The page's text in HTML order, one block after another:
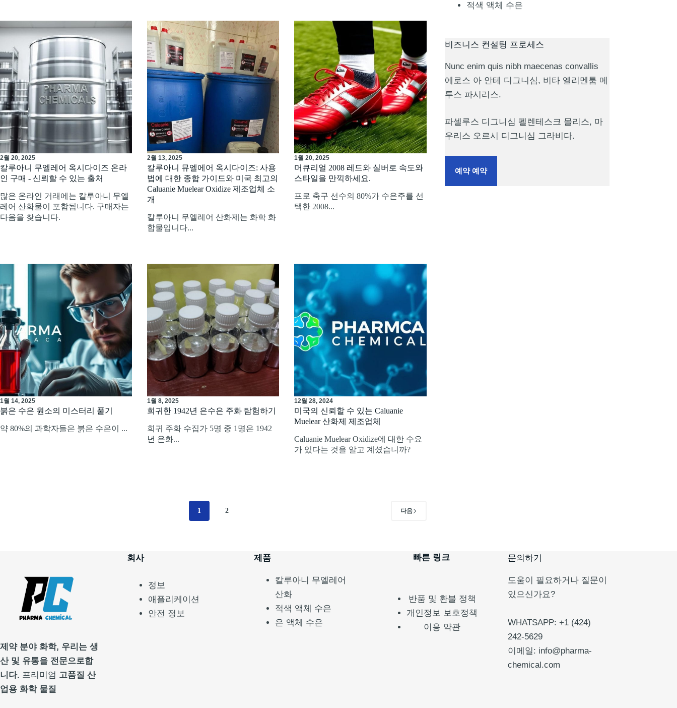
2월 20, 2025
칼루아니 무엘레어 옥시다이즈 온라
인 구매 - 신뢰할 수 있는 출처
많은 온라인 거래에는 칼루아니 무엘
레어 산화물이 포함됩니다. 구매자는
다음을 찾습니다.
2월 13, 2025
칼루아니 뮤엘에어 옥시다이즈: 사용
법에 대한 종합 가이드와 미국 최고의
Caluanie Muelear Oxidize 제조업체 소
개
칼루아니 무엘레어 산화제는 화학 화
합물입니다...
1월 20, 2025
머큐리얼 2008 레드와 실버로 속도와
스타일을 만끽하세요.
프로 축구 선수의 80%가 수은주를 선
택한 2008...
1월 14, 2025
붉은 수은 원소의 미스터리 풀기
약 80%의 과학자들은 붉은 수은이 ...
1월 8, 2025
희귀한 1942년 은수은 주화 탐험하기
희귀 주화 수집가 5명 중 1명은 1942
년 은화...
12월 28, 2024
미국의 신뢰할 수 있는 Caluanie
Muelear 산화제 제조업체
Caluanie Muelear Oxidize에 대한 수요
가 있다는 것을 알고 계셨습니까?
1 2 다음
적색 액체 수은
비즈니스 컨설팅 프로세스
Nunc enim quis nibh maecenas convallis
에로스 아 안테 디그니심, 비타 엘리멘툼 메
투스 파시리스.
파셀루스 디그니심 펠렌테스크 몰리스, 마
우리스 오르시 디그니심 그라비다.
예약 예약
제약 분야 화학, 우리는 생
산 및 유통을 전문으로합
니다. 프리미엄 고품질 산
업용 화학 물질
회사
정보
애플리케이션
안전 정보
제품
칼루아니 무엘레어
산화
적색 액체 수은
은 액체 수은
빠른 링크
반품 및 환불 정책
개인정보 보호정책
이용 약관
문의하기
도움이 필요하거나 질문이
있으신가요?
WHATSAPP: +1 (424)
242-5629
이메일: info@pharma-
chemical.com